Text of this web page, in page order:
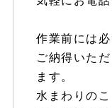
作業前には
ご納得いた
ます。
水まわりの